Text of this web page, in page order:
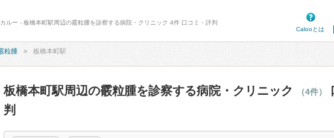
ルー - 板橋本町駅周辺の霰粒腫を診察する病院・クリニック 4件 口コミ・評判
Calooとは
粒腫 板橋本町駅
板橋本町駅周辺の霰粒腫を診察する病院・クリニック （4件）
判